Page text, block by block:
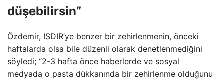
düşebilirsin”
Özdemir, ISDIR’ye benzer bir zehirlenmenin, önceki
haftalarda olsa bile düzenli olarak denetlenmediğini
söyledi; “2-3 hafta önce haberlerde ve sosyal
medyada o pasta dükkanında bir zehirlenme olduğunu